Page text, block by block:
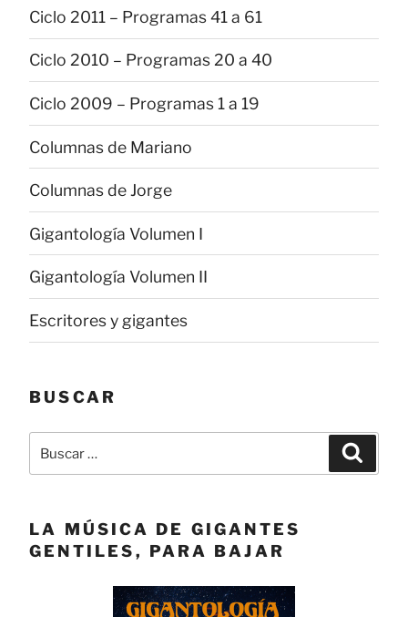
Ciclo 2011 – Programas 41 a 61
Ciclo 2010 – Programas 20 a 40
Ciclo 2009 – Programas 1 a 19
Columnas de Mariano
Columnas de Jorge
Gigantología Volumen I
Gigantología Volumen II
Escritores y gigantes
BUSCAR
Buscar
LA MÚSICA DE GIGANTES
GENTILES, PARA BAJAR